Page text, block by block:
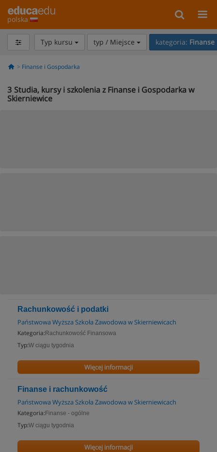
polska
Typ kursu typ / Miejsce kategoria: Finanse
Finanse i Gospodarka
3 Studia, kursy i szkolenia z Finanse i Gospodarka w
Skierniewice
Rachunkowość i podatki
Państwowa Wyższa Szkoła Zawodowa w Skierniewicach
Kategoria: Rachunkowość Finansowa
Typ:W ciągu tygodnia
Więcej informacji
Finanse i rachunkowość
Państwowa Wyższa Szkoła Zawodowa w Skierniewicach
Kategoria: Finanse - ogólne
Typ:W ciągu tygodnia
Więcej informacji